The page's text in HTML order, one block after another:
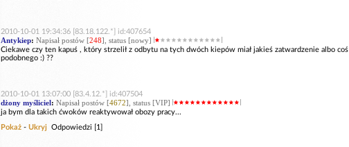
2010-10-01 19:34:36 [83.18.122.*] id:407654
Antykiep: Napisał postów [248], status [nowy]
Ciekawe czy ten kapuś , który strzelił z odbytu na tych dwóch kiepów miał jakieś zatwardzenie albo coś
podobnego :) ??
2010-10-01 13:07:00 [83.4.12.*] id:407504
dżony myśliciel: Napisał postów [4672], status [VIP]
ja bym dla takich ćwoków reaktywował obozy pracy...
Pokaż - Ukryj Odpowiedzi [1]